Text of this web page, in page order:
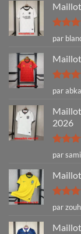
Note4
sur 5
par
Note5
5
par
2026
Note5
5
par
Note4
sur 5
par